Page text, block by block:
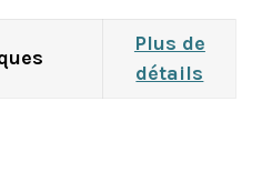
Plus de
détails